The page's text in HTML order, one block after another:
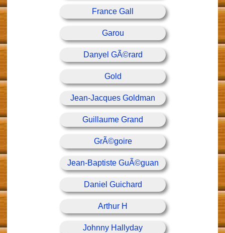
France Gall
Garou
Danyel GÃ©rard
Gold
Jean-Jacques Goldman
Guillaume Grand
GrÃ©goire
Jean-Baptiste GuÃ©guan
Daniel Guichard
Arthur H
Johnny Hallyday